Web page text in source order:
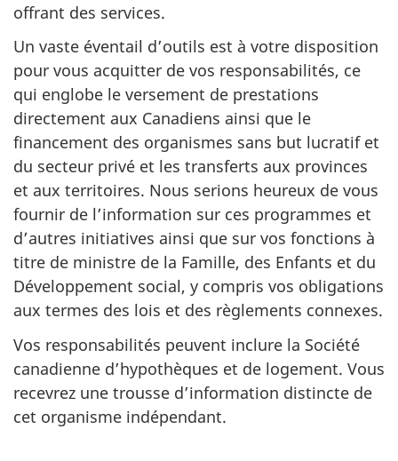
offrant des services.
Un vaste éventail d’outils est à votre disposition
pour vous acquitter de vos responsabilités, ce
qui englobe le versement de prestations
directement aux Canadiens ainsi que le
financement des organismes sans but lucratif et
du secteur privé et les transferts aux provinces
et aux territoires. Nous serions heureux de vous
fournir de l’information sur ces programmes et
d’autres initiatives ainsi que sur vos fonctions à
titre de ministre de la Famille, des Enfants et du
Développement social, y compris vos obligations
aux termes des lois et des règlements connexes.
Vos responsabilités peuvent inclure la Société
canadienne d’hypothèques et de logement. Vous
recevrez une trousse d’information distincte de
cet organisme indépendant.